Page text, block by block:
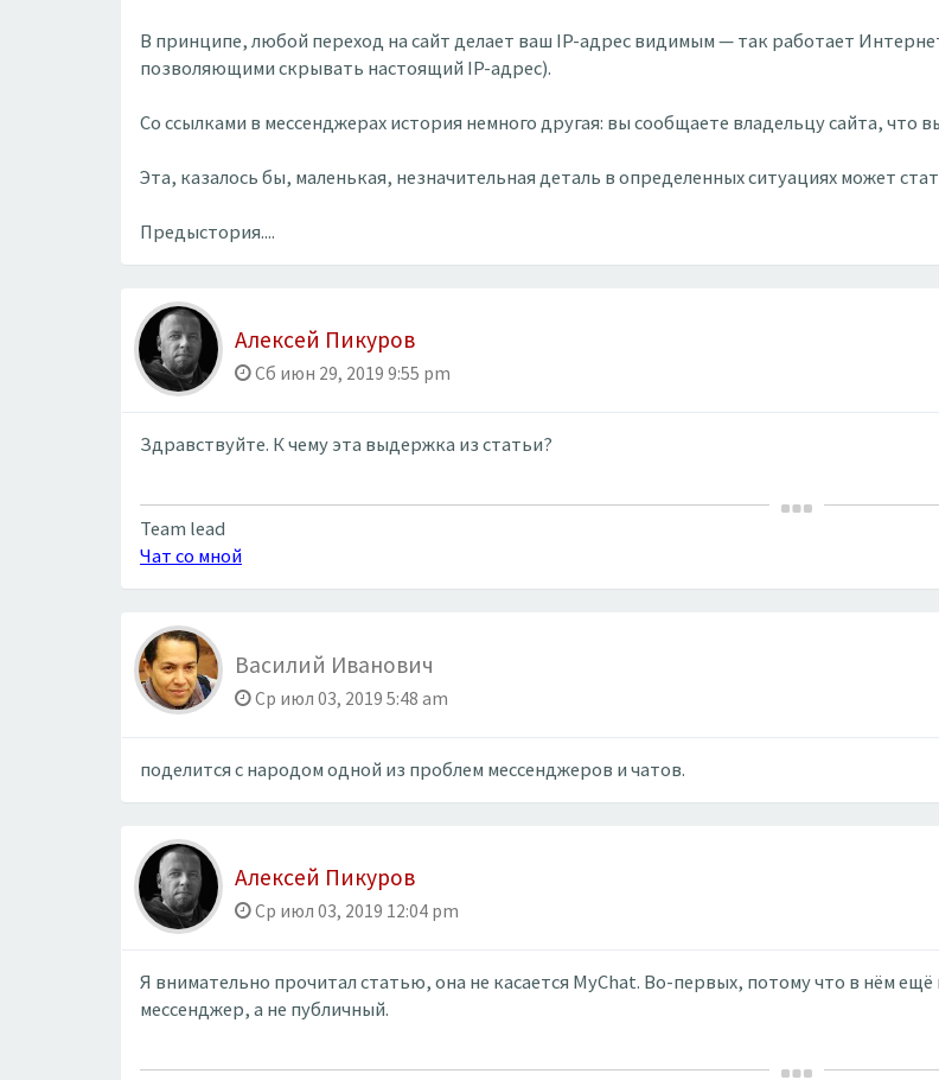
В принципе, любой переход на сайт делает ваш IP-адрес видимым — так работает
позволяющими скрывать настоящий IP-адрес).
Со ссылками в мессенджерах история немного другая: вы сообщаете владельцу сайта, что
Эта, казалось бы, маленькая, незначительная деталь в определенных ситуациях может
Предыстория....
Алексей Пикуров
Сб июн 29, 2019 9:55 pm
Здравствуйте. К чему эта выдержка из статьи?
Team lead
Чат со мной
Василий Иванович
Ср июл 03, 2019 5:48 am
поделится с народом одной из проблем мессенджеров и чатов.
Алексей Пикуров
Ср июл 03, 2019 12:04 pm
Я внимательно прочитал статью, она не касается MyChat. Во-первых, потому что в нём
мессенджер, а не публичный.